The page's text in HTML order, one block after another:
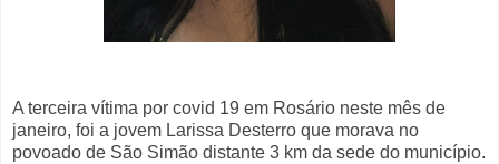
A terceira vítima por covid 19 em Rosário neste mês de
janeiro, foi a jovem Larissa Desterro que morava no
povoado de São Simão distante 3 km da sede do município.